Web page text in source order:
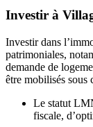
Investir à
Investir dans
patrimoniales,
demande de
être mobilisés sous
Le statut
fiscale,